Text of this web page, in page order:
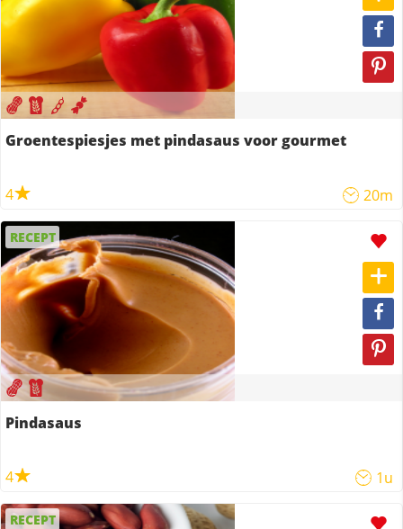
Groentespiesjes met pindasaus voor gourmet
4 20m
RECEPT
Pindasaus
4 1u
RECEPT